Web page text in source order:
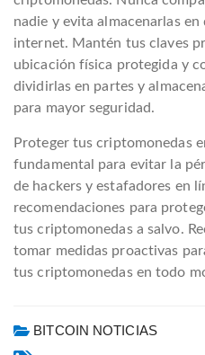
nadie y evita almacenarlas
internet. Mantén tus claves
ubicación física protegida y
dividirlas en partes y
para mayor seguridad.
Proteger tus criptomonedas
fundamental para evitar la
de hackers y estafadores en
recomendaciones para
tus criptomonedas a salvo.
tomar medidas proactivas
tus criptomonedas en todo
BITCOIN NOTICIAS